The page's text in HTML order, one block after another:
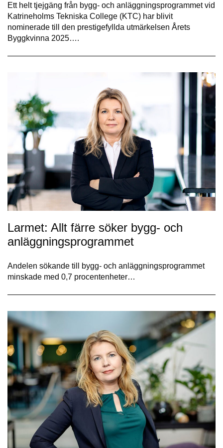
Ett helt tjejgäng från bygg- och anläggningsprogrammet vid
Katrineholms Tekniska College (KTC) har blivit
nominerade till den prestigefyllda utmärkelsen Årets
Byggkvinna 2025….
Larmet: Allt färre söker bygg- och
anläggningsprogrammet
Andelen sökande till bygg- och anläggningsprogrammet
minskade med 0,7 procentenheter…